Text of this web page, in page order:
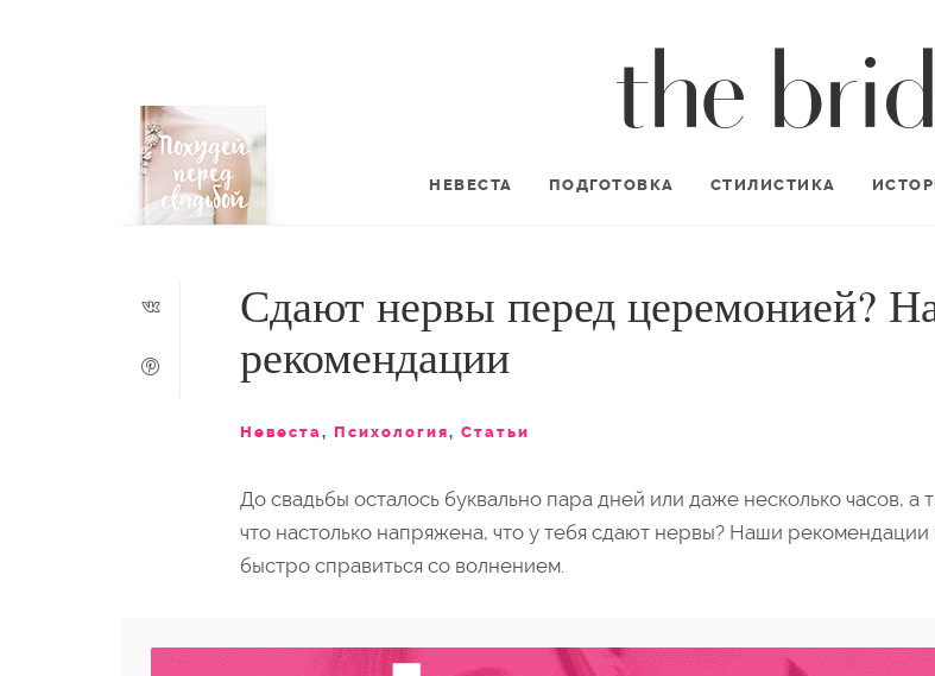
НЕВЕСТА ПОДГОТОВКА СТИЛИСТИКА
Сдают нервы перед церемонией?
рекомендации
Невеста, Психология, Статьи
До свадьбы осталось буквально пара дней или даже несколько часов, а
что настолько напряжена, что у тебя сдают нервы? Наши рекомендации
быстро справиться со волнением.